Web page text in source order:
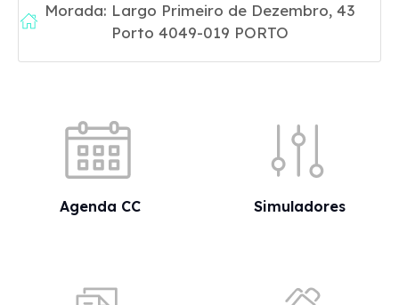
Morada: Largo Primeiro de Dezembro, 43
Porto 4049-019 PORTO
Agenda CC Simuladores